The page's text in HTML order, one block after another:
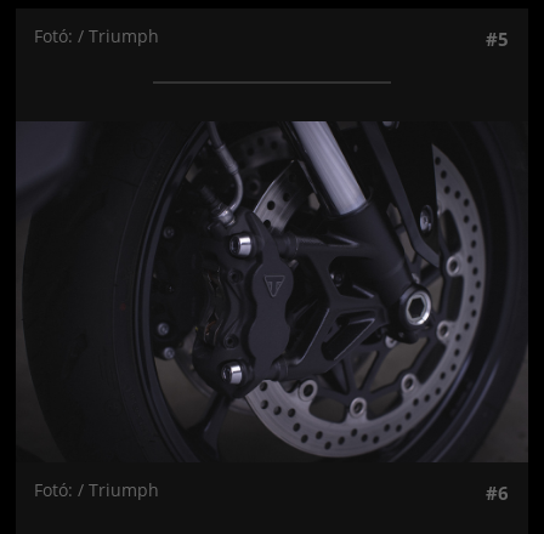
Fotó: / Triumph #5
Jön még kép!
Fotó: / Triumph #6